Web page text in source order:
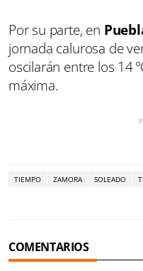
Por su parte, en
jornada calurosa de
oscilarán entre los 14
máxima.
TIEMPO ZAMORA SOLEADO
COMENTARIOS